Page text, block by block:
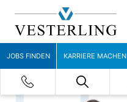
JOBS FINDEN KARRIERE MACHEN